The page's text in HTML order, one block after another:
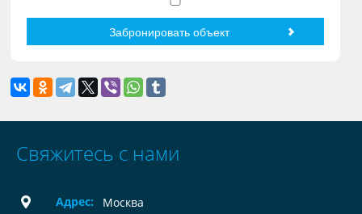
Свяжитесь с нами
Адрес:
Москва